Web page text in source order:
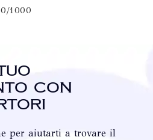
1000
con
per aiutarti a trovare il